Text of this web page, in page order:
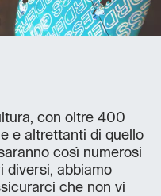
con oltre 400
e altrettanti di quello
così numerosi
diversi, abbiamo
che non vi